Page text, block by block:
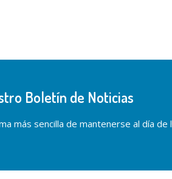
Boletín de Noticias
más sencilla de mantenerse al día de